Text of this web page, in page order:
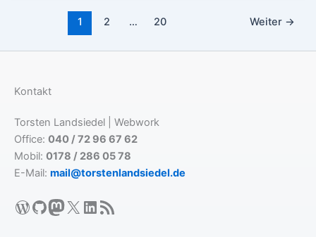
1 2 … 20 Weiter →
Kontakt
Torsten Landsiedel | Webwork
Office: 040 / 72 96 67 62
Mobil: 0178 / 286 05 78
E-Mail: mail@torstenlandsiedel.de
WordPress
GitHub
Mastodon
X LinkedIn
RSS-Feed